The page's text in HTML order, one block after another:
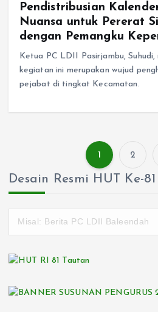
Pendistribusian
Nuansa untuk Pererat
dengan Pemangku
Ketua PC LDII Pasirjambu, Suhudi,
kegiatan ini merupakan wujud
pejabat di tingkat Kecamatan.
P
s
s
1 2
Desain Resmi HUT Ke-